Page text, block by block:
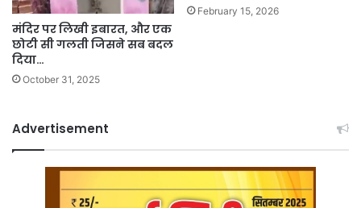
मंदिर पर लिखी इबारत, और एक
छोटी सी गलती जिसने सब बदल
दिया…
October 31, 2025
February 15, 2026
Advertisement